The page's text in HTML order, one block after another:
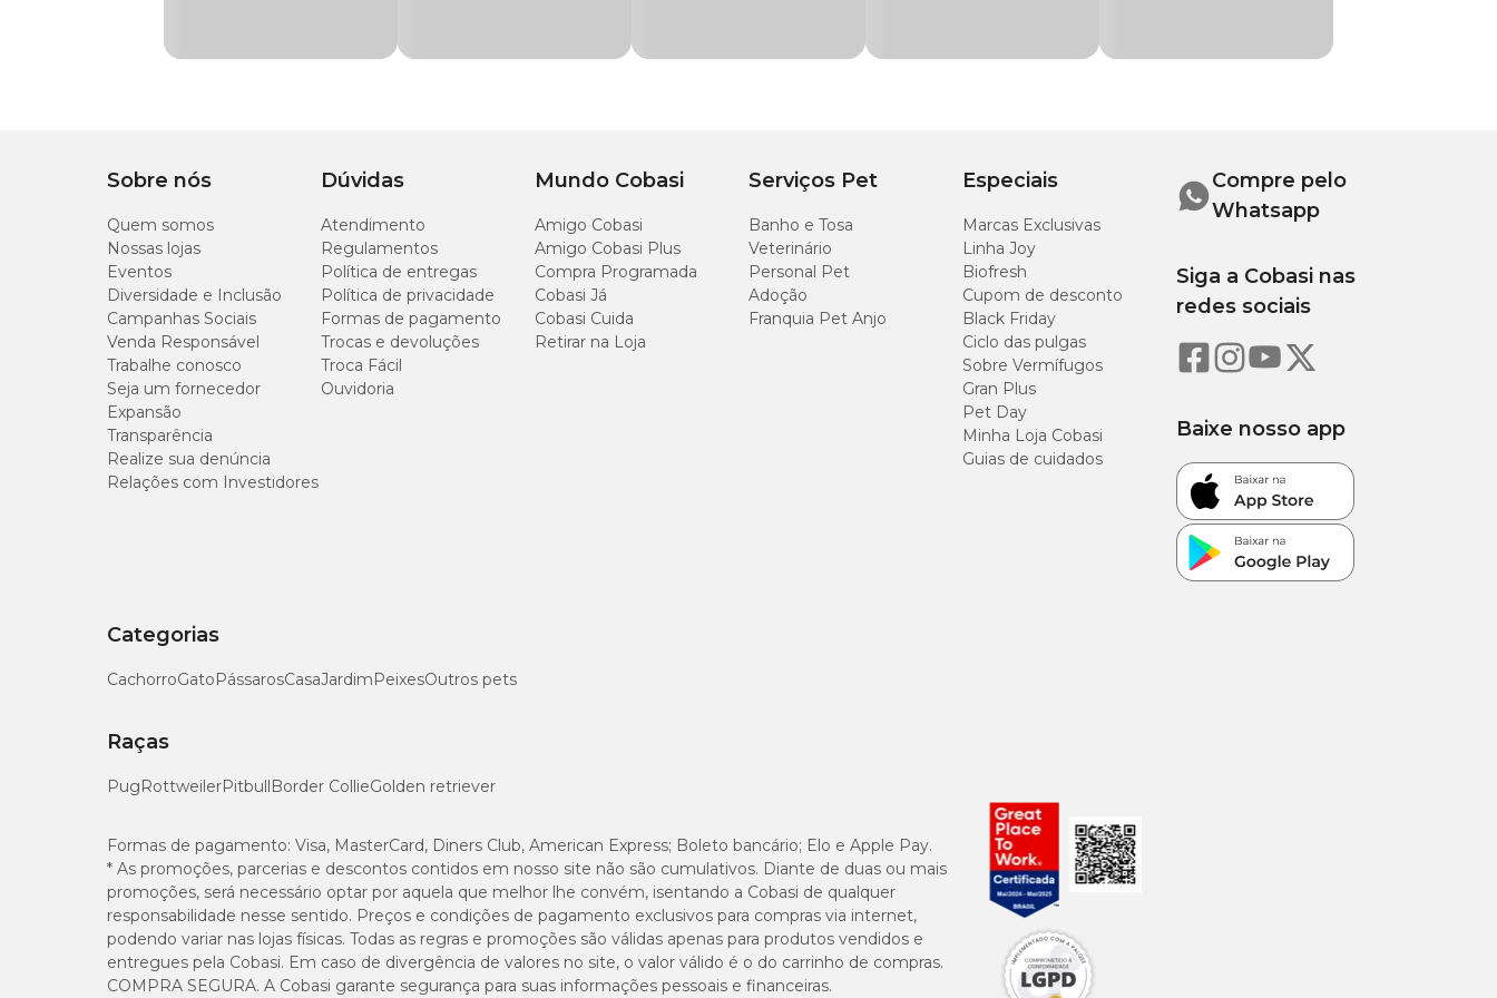
Iluminação
Ciclo de vida:Perene, com florescimento anual contínuo, desde que bem cuidada.
Necessidades Básicas
Iluminação:
Prefere luz difusa, sem exposição direta ao sol. Variedades de folhas grandes e verde-escuras precisam de mais luz, enquanto as de folhas
claras exigem menos.
Rega:Regue diretamente no substrato, evitando molhar folhas e flores. No verão, regue 2 vezes por semana; no inverno, 1 vez por semana. Em regiões
quentes, mergulhe o vaso em água até a altura das folhas, deixando escorrer bem o excesso.
Substrato:
Use terra vegetal ou uma mistura de 4 partes de fibra de coco, 1 parte de areia e 5 partes de casca de pinus. O substrato deve ter boa aeração e
nunca ficar encharcado.
Adubação:
Cuidados Especiais
OBS:
Além de todos os cuidados para manter sua planta bonita e viçosa, é importante mantê-la longe do alcance de crianças e animais de estimação. Se
ingerida acidentalmente, pode causar sintomas desagradáveis, pois não é comestível.
Cobasi.
Você encontravioletas com o melhor preço e condições imperdíveis. Aproveite nossas promoções exclusivas e leve para casa essa planta encantadora.
Compre diretamente pelo site, app e retire em nossas lojas físicas para conferir a variedade incrível de opções e ofertas especiais. Transforme seu espaço e
Controle de Pragas
Entre as pragas mais comuns estão cochonilhas e pulgões, que costumam grudar nas folhas. Para eliminá-los, prepare uma solução caseira com 200g de
fumo de corda picado e 2 colheres de sopa de sabão ralado. Deixe descansar por 2 dias, coe e pulverize na planta.
Sobre nós
Quem somos
Nossas lojas
Eventos
Diversidade e Inclusão
Campanhas Sociais
Venda Responsável
Trabalhe conosco
Seja um fornecedor
Expansão
Transparência
Realize sua denúncia
Relações com Investidores
Dúvidas
Atendimento
Regulamentos
Política de entregas
Política de privacidade
Formas de pagamento
Trocas e devoluções
Troca Fácil
Ouvidoria
Mundo Cobasi
Amigo Cobasi
Amigo Cobasi Plus
Compra Programada
Cobasi Já
Cobasi Cuida
Retirar na Loja
Serviços Pet
Banho e Tosa
Veterinário
Personal Pet
Adoção
Franquia Pet Anjo
Especiais
Marcas Exclusivas
Linha Joy
Biofresh
Cupom de desconto
Black Friday
Ciclo das pulgas
Sobre Vermífugos
Gran Plus
Pet Day
Minha Loja Cobasi
Guias de cuidados
Categorias
CachorroGatoPássarosCasaJardimPeixesOutros pets
Raças
PugRottweilerPitbullBorder CollieGolden retriever
Compre pelo
Whatsapp
Siga a Cobasi nas
redes sociais
Baixe nosso app
Formas de pagamento: Visa, MasterCard, Diners Club, American Express; Boleto bancário; Elo e Apple Pay.
* As promoções, parcerias e descontos contidos em nosso site não são cumulativos. Diante de duas ou mais
promoções, será necessário optar por aquela que melhor lhe convém, isentando a Cobasi de qualquer
responsabilidade nesse sentido. Preços e condições de pagamento exclusivos para compras via internet,
podendo variar nas lojas físicas. Todas as regras e promoções são válidas apenas para produtos vendidos e
entregues pela Cobasi. Em caso de divergência de valores no site, o valor válido é o do carrinho de compras.
COMPRA SEGURA. A Cobasi garante segurança para suas informações pessoais e financeiras.